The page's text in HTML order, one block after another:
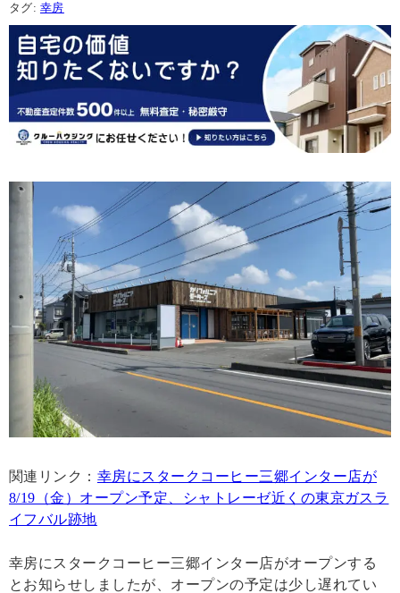
タグ: 幸房
関連リンク： 幸房にスタークコーヒー三郷インター店が
8/19（金）オープン予定、シャトレーゼ近くの東京ガスラ
イフバル跡地
幸房にスタークコーヒー三郷インター店がオープンする
とお知らせしましたが、オープンの予定は少し遅れてい